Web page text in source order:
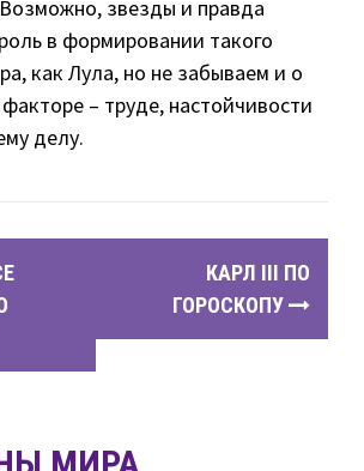
звезды и правда
в формировании такого
как Лула, но не забываем и о
– труде, настойчивости
делу.
КАРЛ III ПО
ГОРОСКОПУ